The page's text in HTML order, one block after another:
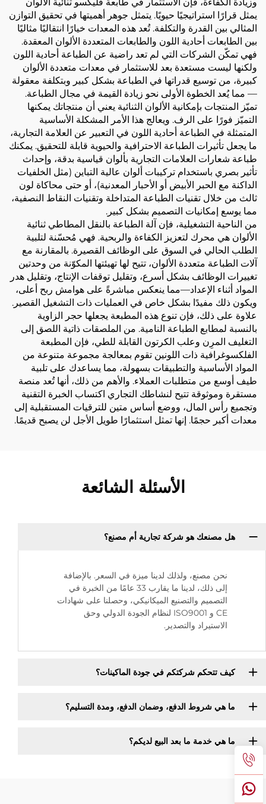
يمثل قرارًا استراتيجيًا حيويًا. يتمثل جوهر أهميتها في تحقيق التوازن
المثالي بين القدرة والتكلفة. تُعد هذه المعدات خيارًا انتقاليًا مثاليًا
بين الطابعات أحادية اللون والطابعات المتعددة الألوان المعقدة.
فهي تمكّن الشركات التي لم تعد راضية عن الطباعة أحادية اللون
ولكنها ليست مستعدة بعد للاستثمار في معدات متعددة الألوان
كبيرة، من توسيع قدراتها في الطباعة بشكل كبير وبتكلفة معقولة
— مما يُعد الخطوة الأولى نحو زيادة القيمة في مجال الطباعة.
تميّز المنتجات بإمكانية الألوان الثنائية يعني أن منتجاتك يمكنها
التميّز فورًا على الرف. ويعالج هذا الأمر المشكلة الأساسية
المتمثلة في الطباعة أحادية اللون في التعبير عن العلامة التجارية،
ما يجعل تأثيرات الطباعة الاحترافية والحيوية قابلة للتحقيق. يمكنك
طباعة شعارات العلامات التجارية بألوان قياسية بدقة، وإحداث
تأثير بصري باستخدام تركيبات ألوان عالية التباين (مثل الخلفيات
الداكنة مع الحبر الأبيض أو الأحبار المعدنية)، أو حتى محاكاة لون
ثالث من خلال تقنيات الطباعة المتداخلة وتقنيات النقاط النصفية،
مما يوسع إمكانيات التصميم بشكل كبير.
من الناحية التشغيلية، فإن آلة الطباعة بالنقل المطاطي ثنائية
الألوان هي محرك لتعزيز الكفاءة والربحية. فهي مُحسّنة لتلبية
الطلب الحالي في السوق على الوظائف القصيرة. بالمقارنة مع
آلات الطباعة متعددة الألوان، تتيح لها تهيئتها المكوّنة من وحدتين
تغييرات الوظائف بشكل أسرع، وتقليل توقفات الإنتاج، وتقليل هدر
المواد أثناء الإعداد—مما ينعكس مباشرةً على هوامش ربح أعلى،
ويكون ذلك مفيدًا بشكل خاص في العمليات ذات التشغيل القصير.
علاوة على ذلك، فإن تنوع هذه المطبعة يجعلها حجر الزاوية
بالنسبة لمطابع الطباعة النامية. من الملصقات ذاتية اللصق إلى
التغليف المرِن وعلب الكرتون القابلة للطي، فإن المطبعة
الفلكسوغرافية ذات اللونين تقوم بمعالجة مجموعة متنوعة من
المواد الأساسية والتطبيقات بسهولة، مما يساعدك على تلبية
طيف أوسع من متطلبات العملاء. والأهم من ذلك، أنها تُعد منصة
مستقرة وموثوقة تتيح لنشاطك التجاري اكتساب الخبرة التقنية
وتجميع رأس المال، ووضع أساس متين للترقيات المستقبلية إلى
معدات أكبر حجمًا. إنها تمثل استثمارًا طويل الأجل لن يصبح قديمًا.
الأسئلة الشائعة
هل مصنعك هو شركة تجارية أم مصنع؟
نحن مصنع، ولذلك لدينا ميزة في السعر. بالإضافة
إلى ذلك، لدينا ما يقارب 33 عامًا من الخبرة في
التصميم والتصنيع الميكانيكي، وحصلنا على شهادات
CE و ISO9001 لنظام الجودة الدولي وحق
الاستيراد والتصدير.
كيف تتحكم شركتكم في جودة الماكينات؟
ما هي شروط الدفع، وضمان الدفع، ومدة التسليم؟
ما هي خدمة ما بعد البيع لديكم؟